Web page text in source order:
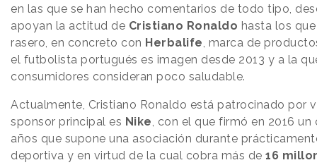
en las que se han hecho comentarios de todo tipo,
apoyan la actitud de Cristiano Ronaldo hasta los
rasero, en concreto con Herbalife, marca de
el futbolista portugués es imagen desde 2013 y a la
consumidores consideran poco saludable.
Actualmente, Cristiano Ronaldo está patrocinado por
sponsor principal es Nike, con el que firmó en 2016
años que supone una asociación durante
deportiva y en virtud de la cual cobra más de 16